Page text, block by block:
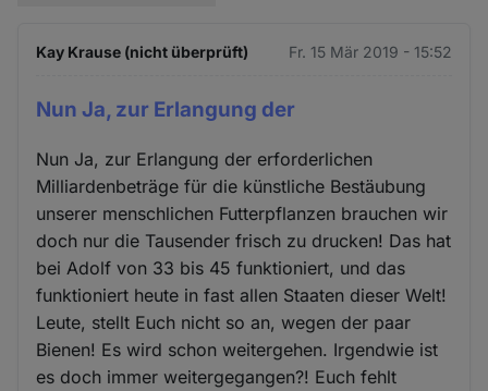
Kay Krause (nicht überprüft) Fr. 15 Mär 2019 - 15:52
Nun Ja, zur Erlangung der
Nun Ja, zur Erlangung der erforderlichen
Milliardenbeträge für die künstliche Bestäubung
unserer menschlichen Futterpflanzen brauchen wir
doch nur die Tausender frisch zu drucken! Das hat
bei Adolf von 33 bis 45 funktioniert, und das
funktioniert heute in fast allen Staaten dieser Welt!
Leute, stellt Euch nicht so an, wegen der paar
Bienen! Es wird schon weitergehen. Irgendwie ist
es doch immer weitergegangen?! Euch fehlt